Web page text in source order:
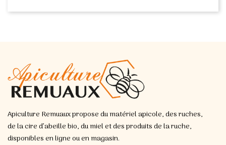
Apiculture Remuaux propose du matériel apicole, des ruches,
de la cire d’abeille bio, du miel et des produits de la ruche,
disponibles en ligne ou en magasin.